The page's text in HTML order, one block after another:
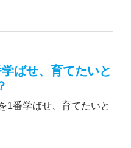
ばせ、育てたいと
1番学ばせ、育てたいと